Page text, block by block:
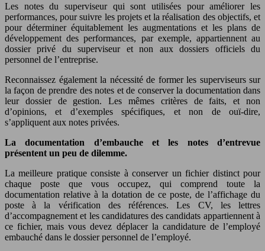
Les notes du superviseur qui sont utilisées pour améliorer les
performances, pour suivre les projets et la réalisation des objectifs, et
pour déterminer équitablement les augmentations et les plans de
développement des performances, par exemple, appartiennent au
dossier privé du superviseur et non aux dossiers officiels du
personnel de l’entreprise.
Reconnaissez également la nécessité de former les superviseurs sur
la façon de prendre des notes et de conserver la documentation dans
leur dossier de gestion. Les mêmes critères de faits, et non
d’opinions, et d’exemples spécifiques, et non de ouï-dire,
s’appliquent aux notes privées.
La documentation d’embauche et les notes d’entrevue
présentent un peu de dilemme.
La meilleure pratique consiste à conserver un fichier distinct pour
chaque poste que vous occupez, qui comprend toute la
documentation relative à la dotation de ce poste, de l’affichage du
poste à la vérification des références. Les CV, les lettres
d’accompagnement et les candidatures des candidats appartiennent à
ce fichier, mais vous devez déplacer la candidature de l’employé
embauché dans le dossier personnel de l’employé.